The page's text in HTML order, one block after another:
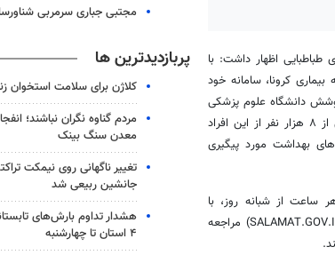
اظهار داشت: با
بیماری کرونا، سامانه خود
دانشگاه علوم پزشکی
زاهدان بیش از ۳۷ هزار نفر در این سامانه اطلاعات سلامت خود را ثبت کرده‌اند که بیش از ۸ هزار نفر از این افراد
بهداشت مورد پیگیری
ساعت از شبانه روز، با
استفاده از موبایل، تبلت و کامپیوتر با ورود به سامانه الکترونیکی خود اظهاری به نشانی (SALAMAT.GOV.IR) مراجعه
مجتبی جباری سرمربی
پربازدیدترین ها
کلاژن برای سلامت استخوان
مردم گناوه نگران نباشند؛
معدن سنگ بینک
تغییر ناگهانی روی نیمکت
جانشین ربیعی شد
هشدار تداوم بارش‌های
۴ استان تا چهارشنبه